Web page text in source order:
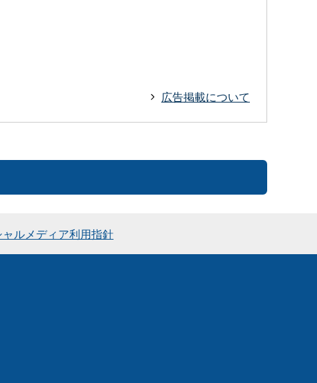
広告掲載について
ャルメディア利用指針